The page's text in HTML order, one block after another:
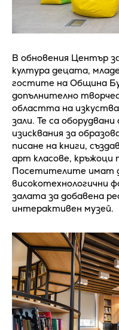
В обновения Център
култура децата,
гостите на Община
допълнително
областта на
зали. Те са
изисквания за
писане на книги,
арт класове, кръжоци
Посетителите имат
високотехнологични
залата за добавена
интерактивен музей.